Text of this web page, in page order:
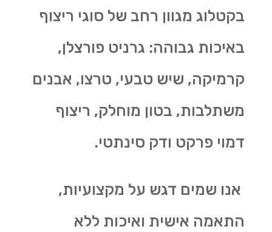
בקטלוג מגוון רחב של סוגי ריצוף
באיכות גבוהה: גרניט פורצלן,
קרמיקה, שיש טבעי, טרצו, אבנים
משתלבות, בטון מוחלק, ריצוף
דמוי פרקט ודק סינתטי.
אנו שמים דגש על מקצועיות,
התאמה אישית ואיכות ללא